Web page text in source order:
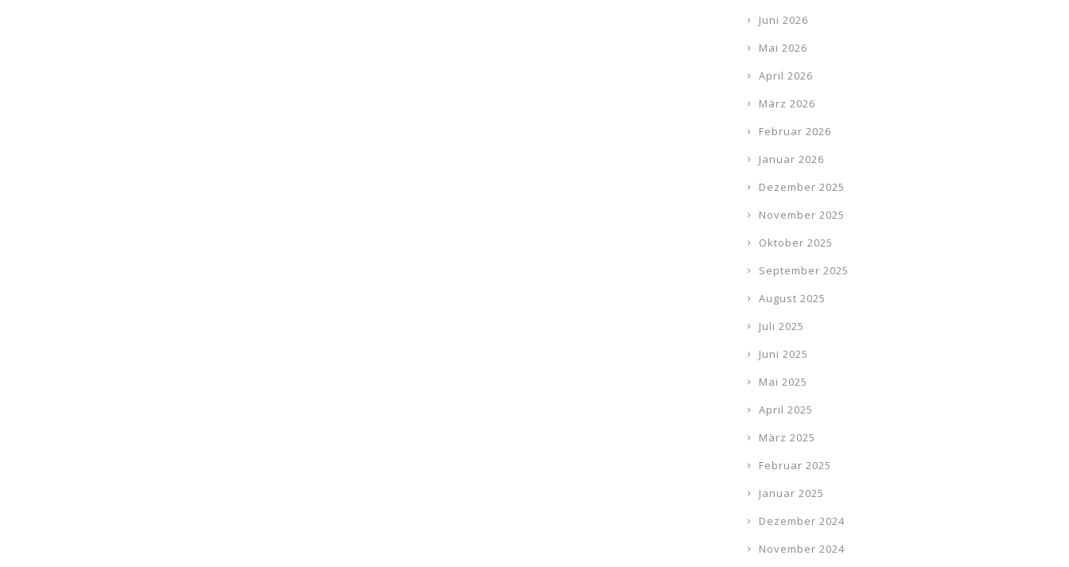
Juni 2026
Mai 2026
April 2026
März 2026
Februar 2026
Januar 2026
Dezember 2025
November 2025
Oktober 2025
September 2025
August 2025
Juli 2025
Juni 2025
Mai 2025
April 2025
März 2025
Februar 2025
Januar 2025
Dezember 2024
November 2024